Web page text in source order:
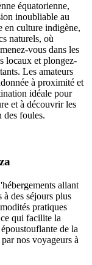
équatorienne,
inoubliable au
en culture indigène,
naturels, où
vous dans les
locaux et plongez-
Les amateurs
à proximité et
idéale pour
et à découvrir les
des foules.
allant
des séjours plus
pratiques
qui facilite la
de la
nos voyageurs à